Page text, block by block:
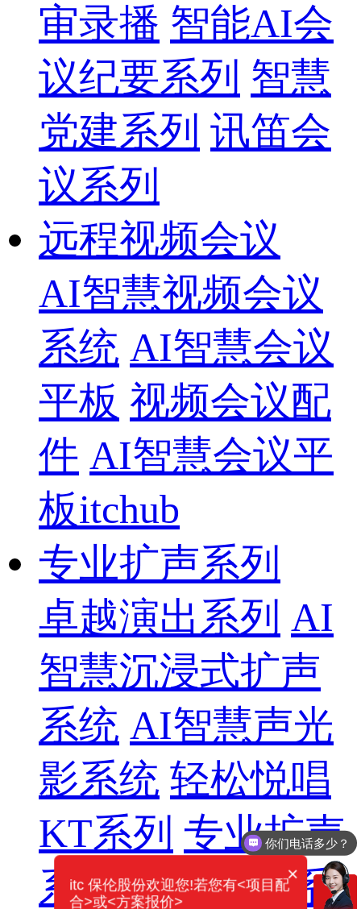
审录播 智能AI会
议纪要系列 智慧
党建系列 讯笛会
议系列
远程视频会议
AI智慧视频会议
系统 AI智慧会议
平板 视频会议配
件 AI智慧会议平
板itchub
专业扩声系列
卓越演出系列 AI
智慧沉浸式扩声
系统 AI智慧声光
影系统 轻松悦唱
KT系列 专业扩声
系列 专业音箱系
你们电话多少？
×
itc 保伦股份欢迎您!若您有<项目配
合>或<方案报价>